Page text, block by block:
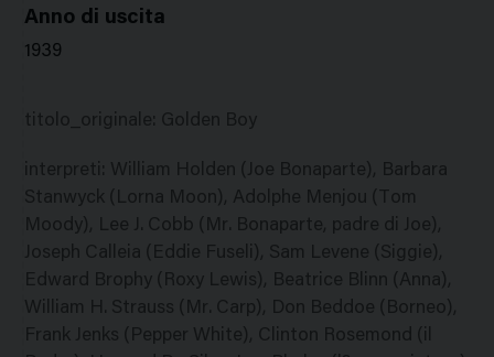
Anno di uscita
1939
titolo_originale: Golden Boy
interpreti: William Holden (Joe Bonaparte), Barbara
Stanwyck (Lorna Moon), Adolphe Menjou (Tom
Moody), Lee J. Cobb (Mr. Bonaparte, padre di Joe),
Joseph Calleia (Eddie Fuseli), Sam Levene (Siggie),
Edward Brophy (Roxy Lewis), Beatrice Blinn (Anna),
William H. Strauss (Mr. Carp), Don Beddoe (Borneo),
Frank Jenks (Pepper White), Clinton Rosemond (il